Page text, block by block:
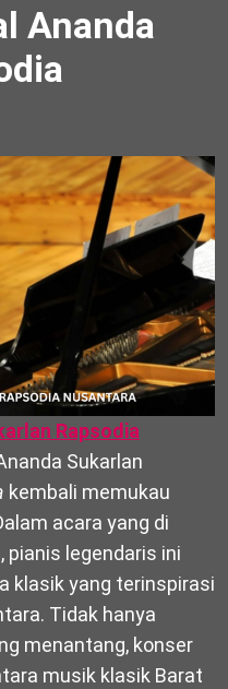
Ananda
Rapsodia
Sukarlan
kembali memukau
acara yang di
pianis legendaris ini
klasik yang terinspirasi
Tidak hanya
menantang, konser
musik klasik Barat